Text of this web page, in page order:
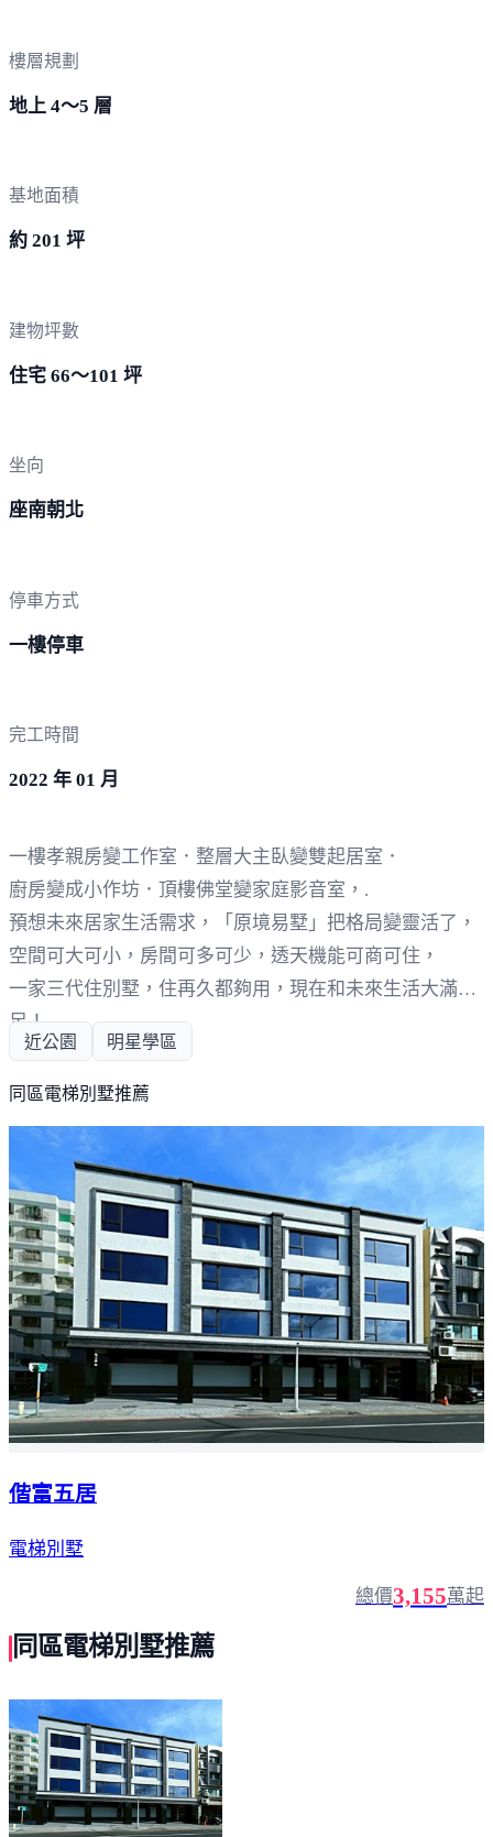
樓層規劃
地上 4～5 層
基地面積
約 201 坪
建物坪數
住宅 66～101 坪
坐向
座南朝北
停車方式
一樓停車
完工時間
2022 年 01 月
一樓孝親房變工作室．整層大主臥變雙起居室．
廚房變成小作坊．頂樓佛堂變家庭影音室，.
預想未來居家生活需求，「原境易墅」把格局變靈活了，
空間可大可小，房間可多可少，透天機能可商可住，
一家三代住別墅，住再久都夠用，現在和未來生活大滿
足！
近公園 明星學區
同區電梯別墅推薦
偕富五居
電梯別墅
總價3,155萬起
同區電梯別墅推薦